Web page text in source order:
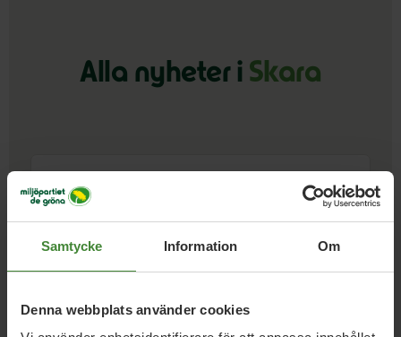
Samtycke Information Om
Denna webbplats använder cookies
Alla nyheter i Skara
År / Månad